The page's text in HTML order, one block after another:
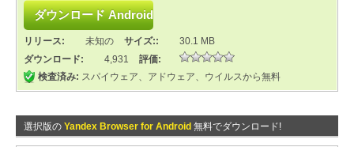
リリース: 未知の サイズ::
30.1 MB
ダウンロード:
4,931
評価:
検査済み: スパイウェア、アドウェア、ウイルスから無料
選択版の Yandex Browser for Android 無料でダウンロード!